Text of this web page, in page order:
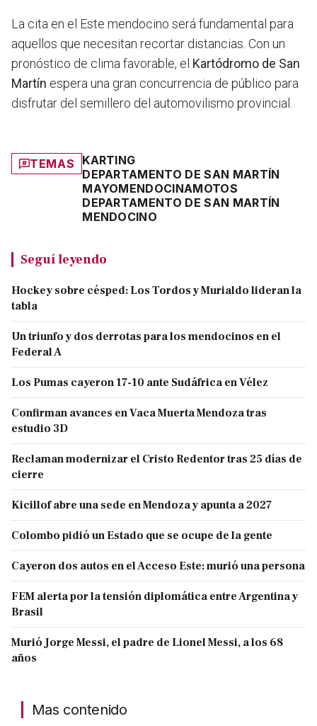
La cita en el Este mendocino será fundamental para
aquellos que necesitan recortar distancias. Con un
pronóstico de clima favorable, el Kartódromo de San
Martín espera una gran concurrencia de público para
disfrutar del semillero del automovilismo provincial.
TEMAS
KARTING
DEPARTAMENTO DE SAN MARTÍN
MAYOMENDOCINAMOTOS
DEPARTAMENTO DE SAN MARTÍN
MENDOCINO
Seguí leyendo
Hockey sobre césped: Los Tordos y Murialdo lideran la
tabla
Un triunfo y dos derrotas para los mendocinos en el
Federal A
Los Pumas cayeron 17-10 ante Sudáfrica en Vélez
Confirman avances en Vaca Muerta Mendoza tras
estudio 3D
Reclaman modernizar el Cristo Redentor tras 25 días de
cierre
Kicillof abre una sede en Mendoza y apunta a 2027
Colombo pidió un Estado que se ocupe de la gente
Cayeron dos autos en el Acceso Este: murió una persona
FEM alerta por la tensión diplomática entre Argentina y
Brasil
Murió Jorge Messi, el padre de Lionel Messi, a los 68
años
Mas contenido